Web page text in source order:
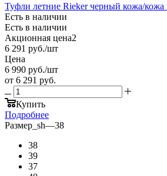
Туфли летние Rieker черный кожа/кожа
Есть в наличии
Есть в наличии
Акционная цена2
6 291 руб./шт
Цена
6 990 руб./шт
от 6 291 руб.
Купить
Подробнее
Размер_sh—38
38
39
37